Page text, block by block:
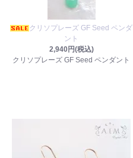
クリソプレーズ GF Seed ペンダ
ント
2,940円(税込)
クリソプレーズ GF Seed ペンダント